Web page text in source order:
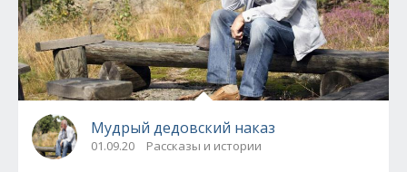
Мудрый дедовский наказ
01.09.20 Рассказы и истории